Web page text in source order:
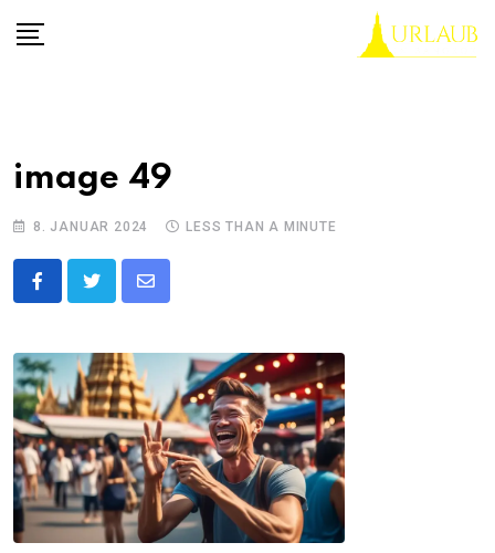
image 49
8. JANUAR 2024 LESS THAN A MINUTE
Share
Email